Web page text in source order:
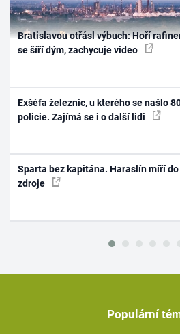
Bratislavou otřásl výbuch: Hoří
se šíří dým, zachycuje video
Exšéfa železnic, u kterého se našlo
policie. Zajímá se i o další lidi
Sparta bez kapitána. Haraslín míří
zdroje
Populární